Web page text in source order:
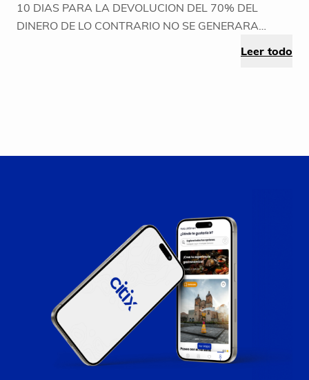
10 DIAS PARA LA DEVOLUCION DEL 70% DEL
DINERO DE LO CONTRARIO NO SE GENERARA
Leer todo